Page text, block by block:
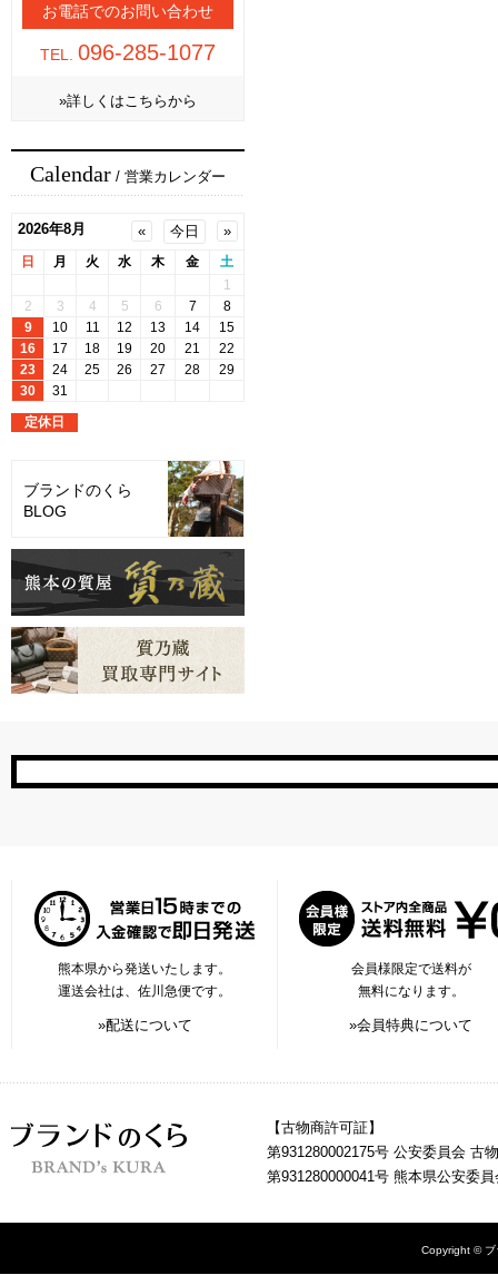
お電話でのお問い合わせ
TEL. 096-285-1077
»詳しくはこちらから
Calendar / 営業カレンダー
ブランドのくら
BLOG
熊本県から発送いたします。
運送会社は、佐川急便です。
»配送について
会員様限定で送料が
無料になります。
»会員特典について
【古物商許可証】
第931280002175号 公安委員会 古
第931280000041号 熊本県公安委
Copyright © ブ